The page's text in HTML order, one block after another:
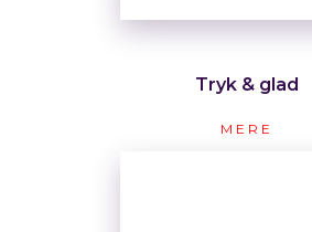
Tryk & glad
MERE